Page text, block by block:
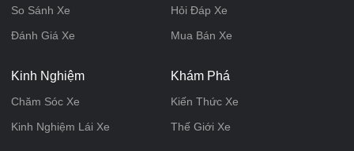
So Sánh Xe
Đánh Giá Xe
Hỏi Đáp Xe
Mua Bán Xe
Kinh Nghiệm
Chăm Sóc Xe
Kinh Nghiệm Lái Xe
Khám Phá
Kiến Thức Xe
Thế Giới Xe